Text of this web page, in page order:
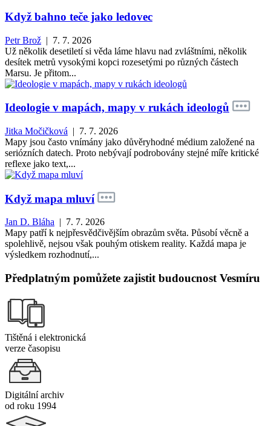
Když bahno teče jako ledovec
Petr Brož | 7. 7. 2026
Už několik desetiletí si věda láme hlavu nad zvláštními, několik
desítek metrů vysokými kopci rozesetými po různých částech
Marsu. Je přitom...
Ideologie v mapách, mapy v rukách ideologů
Jitka Močičková | 7. 7. 2026
Mapy jsou často vnímány jako důvěryhodné médium založené na
seriózních datech. Proto nebývají podrobovány stejné míře kritické
reflexe jako text,...
Když mapa mluví
Jan D. Bláha | 7. 7. 2026
Mapy patří k nejpřesvědčivějším obrazům světa. Působí věcně a
spolehlivě, nejsou však pouhým otiskem reality. Každá mapa je
výsledkem rozhodnutí,...
Předplatným pomůžete zajistit budoucnost Vesmíru
Tištěná i elektronická
verze časopisu
Digitální archiv
od roku 1994